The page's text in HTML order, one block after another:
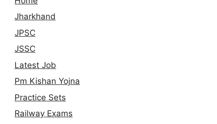
Jharkhand
JPSC
JSSC
Latest Job
Pm Kishan Yojna
Practice Sets
Railway Exams